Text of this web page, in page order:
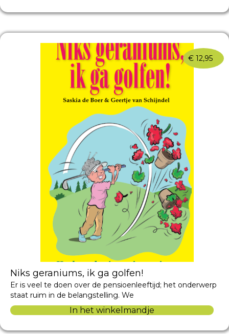
€ 12,95
Niks geraniums, ik ga golfen!
Er is veel te doen over de pensioenleeftijd; het onderwerp
staat ruim in de belangstelling. We
In het winkelmandje